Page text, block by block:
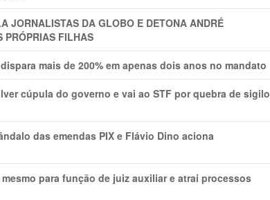
JORNALISTAS DA GLOBO E DETONA ANDRÉ
PRÓPRIAS FILHAS
mais de 200% em apenas dois anos no mandato
cúpula do governo e vai ao STF por quebra de sigilo
das emendas PIX e Flávio Dino aciona
para função de juiz auxiliar e atrai processos